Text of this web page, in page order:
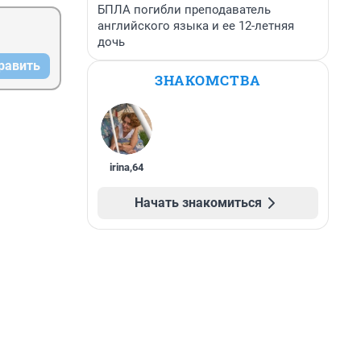
БПЛА погибли преподаватель
английского языка и ее 12-летняя
дочь
ЗНАКОМСТВА
irina,64
Начать знакомиться